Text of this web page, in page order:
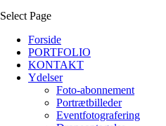
Select Page
Forside
PORTFOLIO
KONTAKT
Ydelser
Foto-abonnement
Portrætbilleder
Eventfotografering